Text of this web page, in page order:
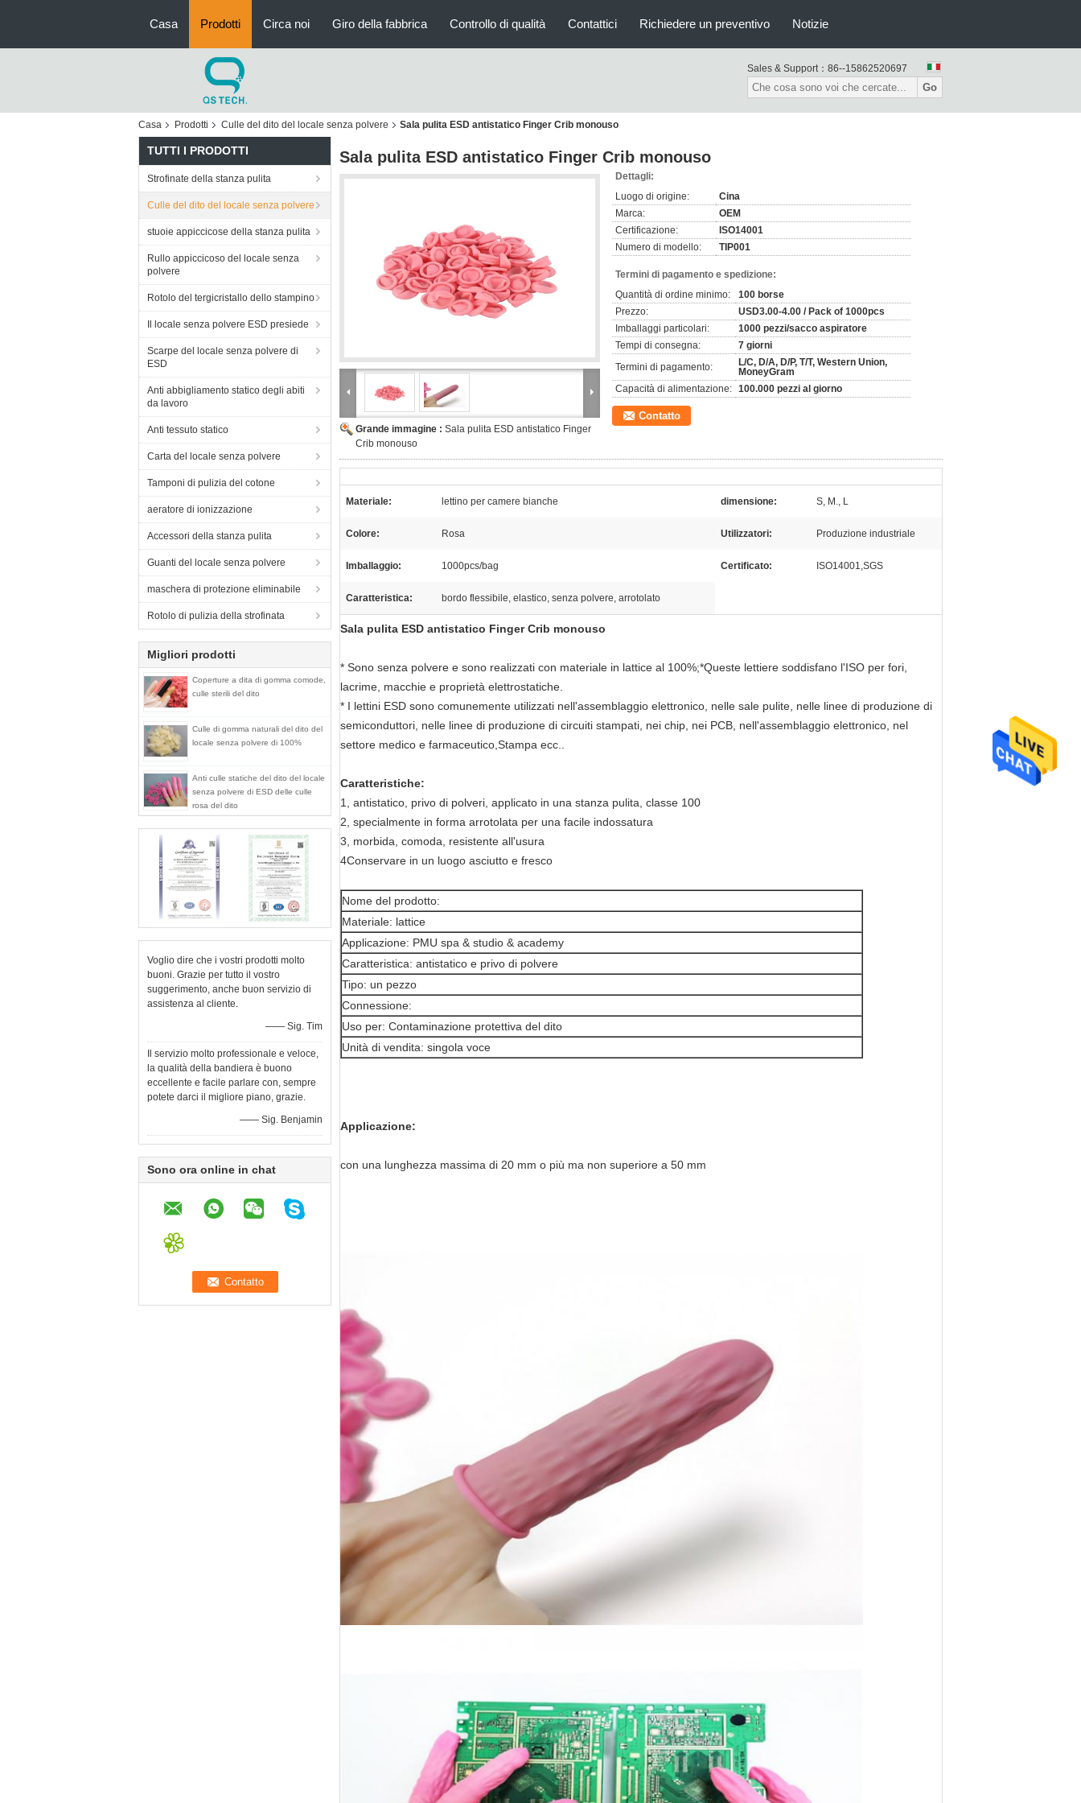
Casa Prodotti Circa noi Giro della fabbrica Controllo di qualità Contattici Richiedere un preventivo Notizie
Sales & Support： 86--15862520697
Go
Casa Prodotti Culle del dito del locale senza polvere Sala pulita ESD antistatico Finger Crib monouso
TUTTI I PRODOTTI
Strofinate della stanza pulita
Culle del dito del locale senza polvere
stuoie appiccicose della stanza pulita
Rullo appiccicoso del locale senza
polvere
Rotolo del tergicristallo dello stampino
Il locale senza polvere ESD presiede
Scarpe del locale senza polvere di
ESD
Anti abbigliamento statico degli abiti
da lavoro
Anti tessuto statico
Carta del locale senza polvere
Tamponi di pulizia del cotone
aeratore di ionizzazione
Accessori della stanza pulita
Guanti del locale senza polvere
maschera di protezione eliminabile
Rotolo di pulizia della strofinata
Migliori prodotti
Coperture a dita di gomma comode,
culle sterili del dito
Culle di gomma naturali del dito del
locale senza polvere di 100%
Anti culle statiche del dito del locale
senza polvere di ESD delle culle
rosa del dito
Voglio dire che i vostri prodotti molto
buoni. Grazie per tutto il vostro
suggerimento, anche buon servizio di
assistenza al cliente.
—— Sig. Tim
Il servizio molto professionale e veloce,
la qualità della bandiera è buono
eccellente e facile parlare con, sempre
potete darci il migliore piano, grazie.
—— Sig. Benjamin
Sono ora online in chat
Sala pulita ESD antistatico Finger Crib monouso
Grande immagine : Sala pulita ESD antistatico Finger
Crib monouso
Dettagli:
Luogo di origine:
Cina
Marca:
OEM
Certificazione:
ISO14001
Numero di modello:
TIP001
Termini di pagamento e spedizione:
Quantità di ordine minimo:
100 borse
Prezzo:
USD3.00-4.00 / Pack of 1000pcs
Imballaggi particolari:
1000 pezzi/sacco aspiratore
Tempi di consegna:
7 giorni
Termini di pagamento:
L/C, D/A, D/P, T/T, Western Union,
MoneyGram
Capacità di alimentazione: 100.000 pezzi al giorno
Contatto
Materiale: lettino per camere bianche dimensione: S, M., L
Colore: Rosa Utilizzatori: Produzione industriale
Imballaggio: 1000pcs/bag Certificato: ISO14001,SGS
Caratteristica: bordo flessibile, elastico, senza polvere, arrotolato
Sala pulita ESD antistatico Finger Crib monouso
* Sono senza polvere e sono realizzati con materiale in lattice al 100%;*Queste lettiere soddisfano l'ISO per fori,
lacrime, macchie e proprietà elettrostatiche.
* I lettini ESD sono comunemente utilizzati nell'assemblaggio elettronico, nelle sale pulite, nelle linee di produzione di
semiconduttori, nelle linee di produzione di circuiti stampati, nei chip, nei PCB, nell'assemblaggio elettronico, nel
settore medico e farmaceutico,Stampa ecc..
Caratteristiche:
1, antistatico, privo di polveri, applicato in una stanza pulita, classe 100
2, specialmente in forma arrotolata per una facile indossatura
3, morbida, comoda, resistente all'usura
4Conservare in un luogo asciutto e fresco
Nome del prodotto:
Materiale: lattice
Applicazione: PMU spa & studio & academy
Caratteristica: antistatico e privo di polvere
Tipo: un pezzo
Connessione:
Uso per: Contaminazione protettiva del dito
Unità di vendita: singola voce
Applicazione:
con una lunghezza massima di 20 mm o più ma non superiore a 50 mm